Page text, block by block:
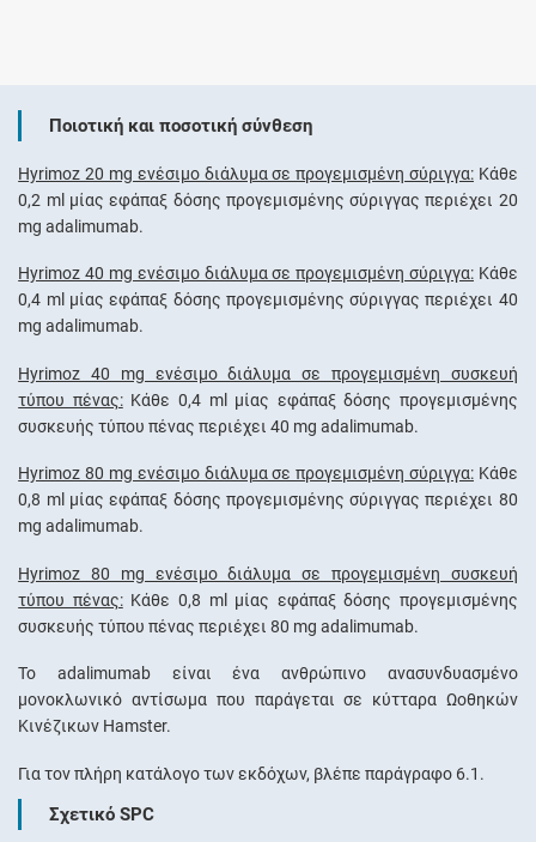
Ποιοτική και ποσοτική σύνθεση
Hyrimoz 20 mg ενέσιμο διάλυμα σε προγεμισμένη σύριγγα:Κάθε
0,2 ml μίας εφάπαξ δόσης προγεμισμένης σύριγγας περιέχει 20
mg adalimumab.
Hyrimoz 40 mg ενέσιμο διάλυμα σε προγεμισμένη σύριγγα:Κάθε
0,4 ml μίας εφάπαξ δόσης προγεμισμένης σύριγγας περιέχει 40
mg adalimumab.
Hyrimoz 40 mg ενέσιμο διάλυμα σε προγεμισμένη συσκευή
τύπου πένας:Κάθε 0,4 ml μίας εφάπαξ δόσης προγεμισμένης
συσκευής τύπου πένας περιέχει 40 mg adalimumab.
Hyrimoz 80 mg ενέσιμο διάλυμα σε προγεμισμένη σύριγγα:Κάθε
0,8 ml μίας εφάπαξ δόσης προγεμισμένης σύριγγας περιέχει 80
mg adalimumab.
Hyrimoz 80 mg ενέσιμο διάλυμα σε προγεμισμένη συσκευή
τύπου πένας:Κάθε 0,8 ml μίας εφάπαξ δόσης προγεμισμένης
συσκευής τύπου πένας περιέχει 80 mg adalimumab.
Το adalimumab είναι ένα ανθρώπινο ανασυνδυασμένο
μονοκλωνικό αντίσωμα που παράγεται σε κύτταρα Ωοθηκών
Κινέζικων Ηamster.
Για τον πλήρη κατάλογο των εκδόχων, βλέπε παράγραφο 6.1.
Σχετικό SPC